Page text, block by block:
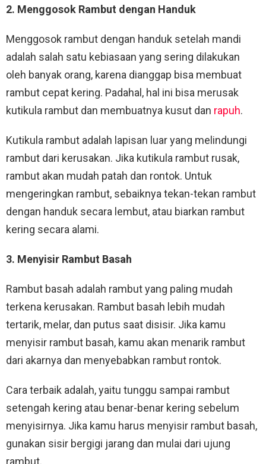
2. Menggosok Rambut dengan Handuk
Menggosok rambut dengan handuk setelah mandi
adalah salah satu kebiasaan yang sering dilakukan
oleh banyak orang, karena dianggap bisa membuat
rambut cepat kering. Padahal, hal ini bisa merusak
kutikula rambut dan membuatnya kusut dan rapuh.
Kutikula rambut adalah lapisan luar yang melindungi
rambut dari kerusakan. Jika kutikula rambut rusak,
rambut akan mudah patah dan rontok. Untuk
mengeringkan rambut, sebaiknya tekan-tekan rambut
dengan handuk secara lembut, atau biarkan rambut
kering secara alami.
3. Menyisir Rambut Basah
Rambut basah adalah rambut yang paling mudah
terkena kerusakan. Rambut basah lebih mudah
tertarik, melar, dan putus saat disisir. Jika kamu
menyisir rambut basah, kamu akan menarik rambut
dari akarnya dan menyebabkan rambut rontok.
Cara terbaik adalah, yaitu tunggu sampai rambut
setengah kering atau benar-benar kering sebelum
menyisirnya. Jika kamu harus menyisir rambut basah,
gunakan sisir bergigi jarang dan mulai dari ujung
rambut.